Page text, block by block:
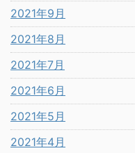
2021年9月
2021年8月
2021年7月
2021年6月
2021年5月
2021年4月